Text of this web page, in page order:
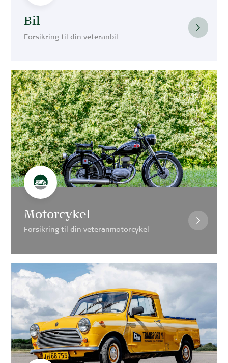
Bil
Forsikring til din veteranbil
Motorcykel
Forsikring til din veteranmotorcykel